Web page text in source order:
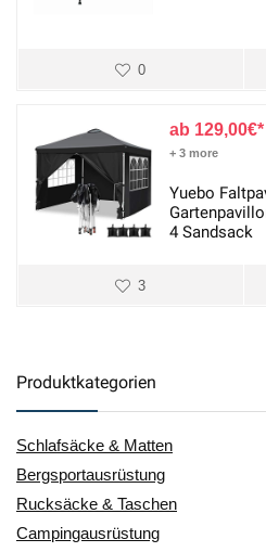
0
129,00€
+ 3 more
Yuebo
4 Sandsack
3
Produktkategorien
Schlafsäcke & Matten
Bergsportausrüstung
Rucksäcke & Taschen
Campingausrüstung